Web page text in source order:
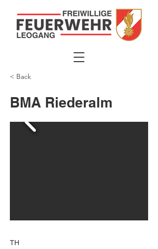
< Back
BMA Riederalm
TH